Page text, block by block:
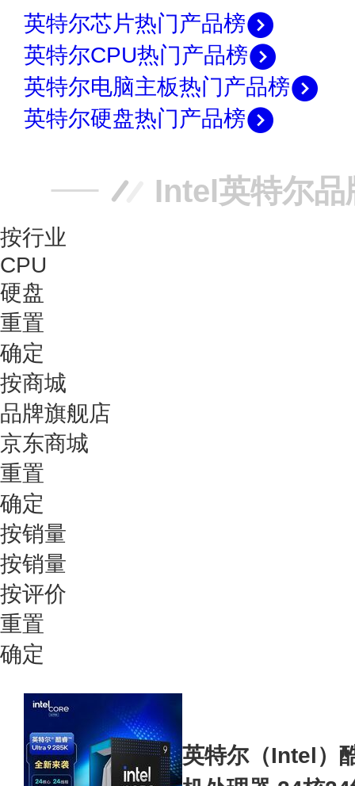
英特尔芯片热门产品榜
英特尔CPU热门产品榜
英特尔电脑主板热门产品榜
英特尔硬盘热门产品榜
Intel英特尔品
按行业
CPU
硬盘
重置
确定
按商城
品牌旗舰店
京东商城
重置
确定
按销量
按销量
按评价
重置
确定
英特尔（Intel）